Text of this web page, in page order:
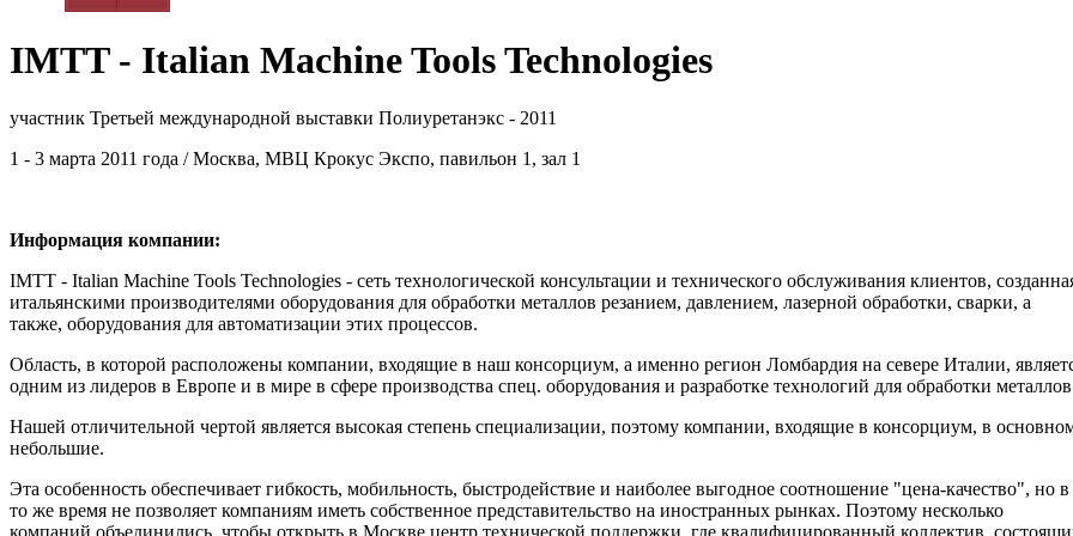
IMTT - Italian Machine Tools Technologies
участник Третьей международной выставки Полиуретанэкс - 2011
1 - 3 марта 2011 года / Москва, МВЦ Крокус Экспо, павильон 1, зал 1
Информация компании:
IMTT - Italian Machine Tools Technologies - сеть технологической консультации и технического обслуживания клиентов,
итальянскими производителями оборудования для обработки металлов резанием, давлением, лазерной обработки, сварки, а
также, оборудования для автоматизации этих процессов.
Область, в которой расположены компании, входящие в наш консорциум, а именно регион Ломбардия на севере Италии,
одним из лидеров в Европе и в мире в сфере производства спец. оборудования и разработке технологий для обработки
Нашей отличительной чертой является высокая степень специализации, поэтому компании, входящие в консорциум, в
небольшие.
Эта особенность обеспечивает гибкость, мобильность, быстродействие и наиболее выгодное соотношение "цена-качество", но в
то же время не позволяет компаниям иметь собственное представительство на иностранных рынках. Поэтому несколько